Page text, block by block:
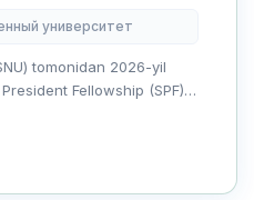
университет
tomonidan 2026-yil
Fellowship (SPF)”
rivojlanayotgan